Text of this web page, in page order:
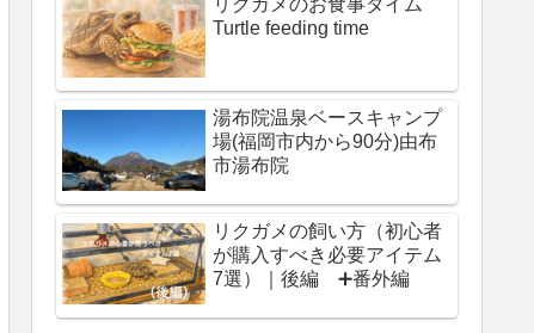
Turtle feeding time
湯布院温泉ベースキャンプ
場(福岡市内から90分)由布
市湯布院
リクガメの飼い方（初心者
が購入すべき必要アイテム
7選）｜後編 ➕番外編